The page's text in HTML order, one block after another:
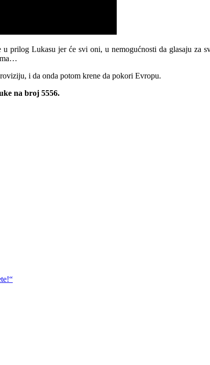
Lukasu jer će svi oni, u nemogućnosti da glasaju za
i da onda potom krene da pokori Evropu.
na broj 5556.